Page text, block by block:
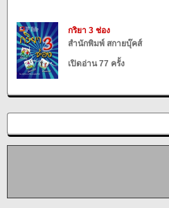
กริยา 3 ช่อง
สำนักพิมพ์ สกายบุ๊คส์
เปิดอ่าน 77 ครั้ง